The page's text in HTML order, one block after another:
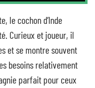
le cochon d’Inde
Curieux et joueur, il
et se montre souvent
besoins relativement
parfait pour ceux